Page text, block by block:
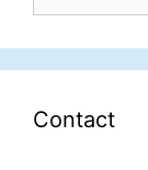
Contact